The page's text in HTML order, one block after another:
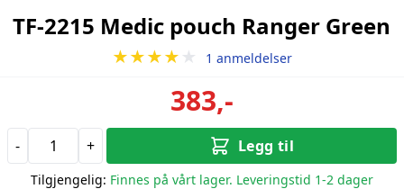
TF-2215 Medic pouch Ranger Green
★★★★ ★ 1 anmeldelser
383,-
- + Legg til
Tilgjengelig: Finnes på vårt lager. Leveringstid 1-2 dager